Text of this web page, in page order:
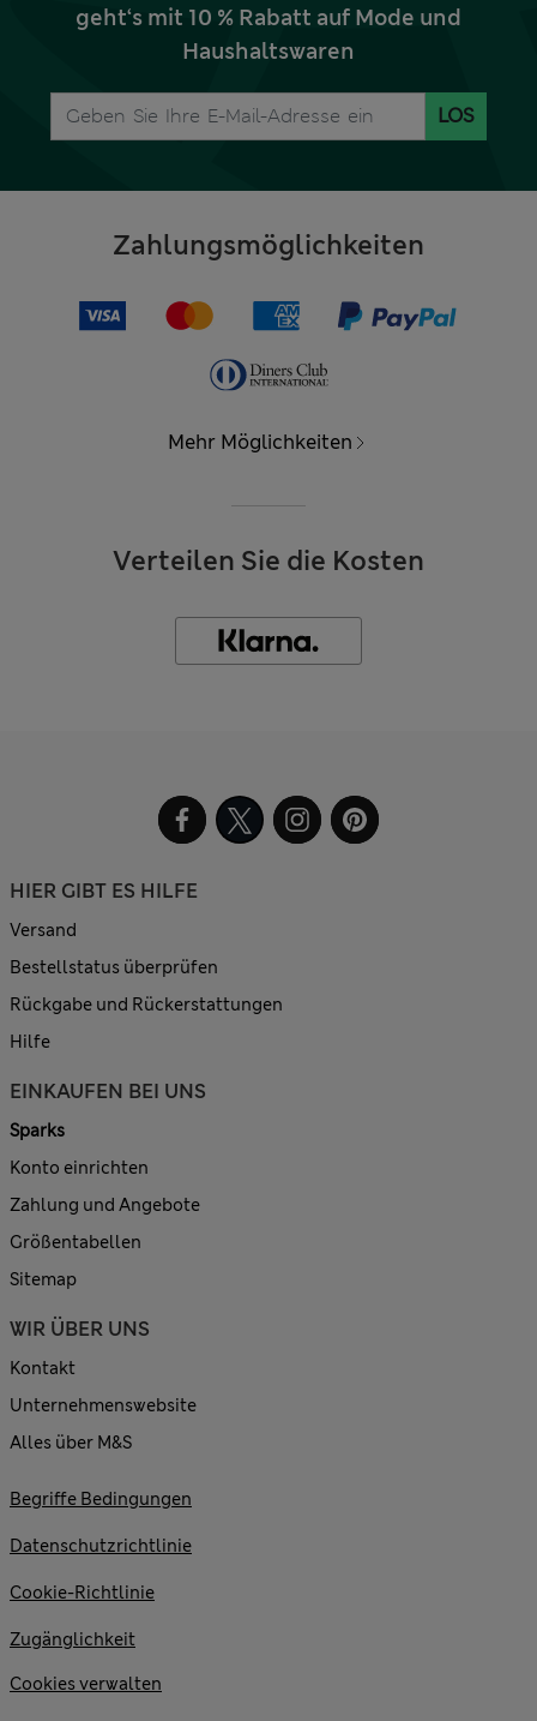
geht‘s mit 10 % Rabatt auf Mode und
Haushaltswaren
LOS
Zahlungsmöglichkeiten
Mehr Möglichkeiten
Verteilen Sie die Kosten
HIER GIBT ES HILFE
Versand
Bestellstatus überprüfen
Rückgabe und Rückerstattungen
Hilfe
EINKAUFEN BEI UNS
Sparks
Konto einrichten
Zahlung und Angebote
Größentabellen
Sitemap
WIR ÜBER UNS
Kontakt
Unternehmenswebsite
Alles über M&S
Begriffe Bedingungen
Datenschutzrichtlinie
Cookie-Richtlinie
Zugänglichkeit
Cookies verwalten